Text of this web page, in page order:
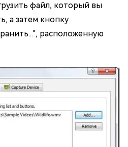
файл, который вы
а затем кнопку
расположенную